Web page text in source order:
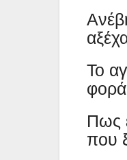
Το
φορά
Πως
που